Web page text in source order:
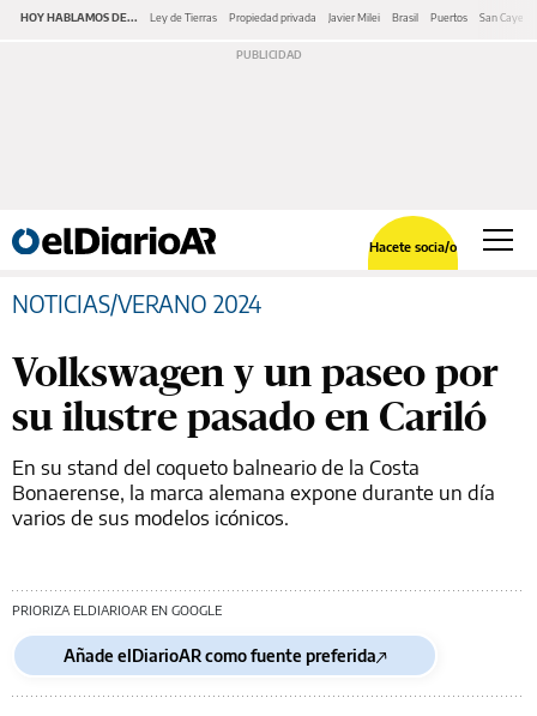
HOY HABLAMOS DE... Ley de Tierras Propiedad privada Javier Milei Brasil Puertos San
Hacete socia/o
NOTICIAS/VERANO 2024
Volkswagen y un paseo por
su ilustre pasado en Cariló
En su stand del coqueto balneario de la Costa
Bonaerense, la marca alemana expone durante un día
varios de sus modelos icónicos.
PRIORIZA ELDIARIOAR EN GOOGLE
Añade elDiarioAR como fuente preferida